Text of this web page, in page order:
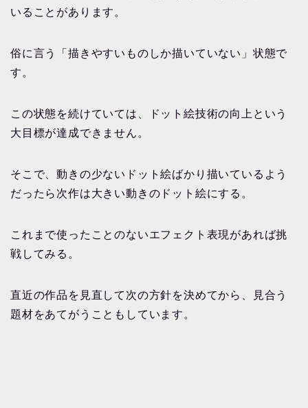
いることがあります。
俗に言う「描きやすいものしか描いていない」状態で
す。
この状態を続けていては、ドット絵技術の向上という
大目標が達成できません。
そこで、動きの少ないドット絵ばかり描いているよう
だったら次作は大きい動きのドット絵にする。
これまで使ったことのないエフェクト表現があれば挑
戦してみる。
直近の作品を見直して次の方針を決めてから、見合う
題材をあてがうこともしています。